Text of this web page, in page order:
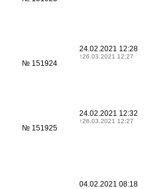
№ 151924
24.02.2021 12:28
↑26.03.2021 12:27
№ 151925
24.02.2021 12:32
↑26.03.2021 12:27
04.02.2021 08:18